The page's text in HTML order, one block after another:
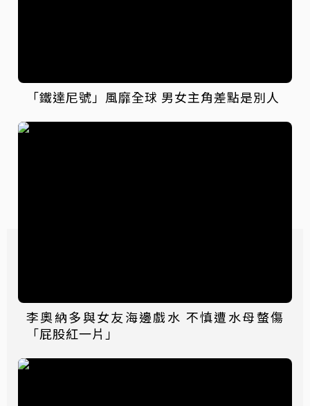
「鐵達尼號」風靡全球 男女主角差點是別人
李奧納多與女友海邊戲水 不慎遭水母螫傷
「屁股紅一片」